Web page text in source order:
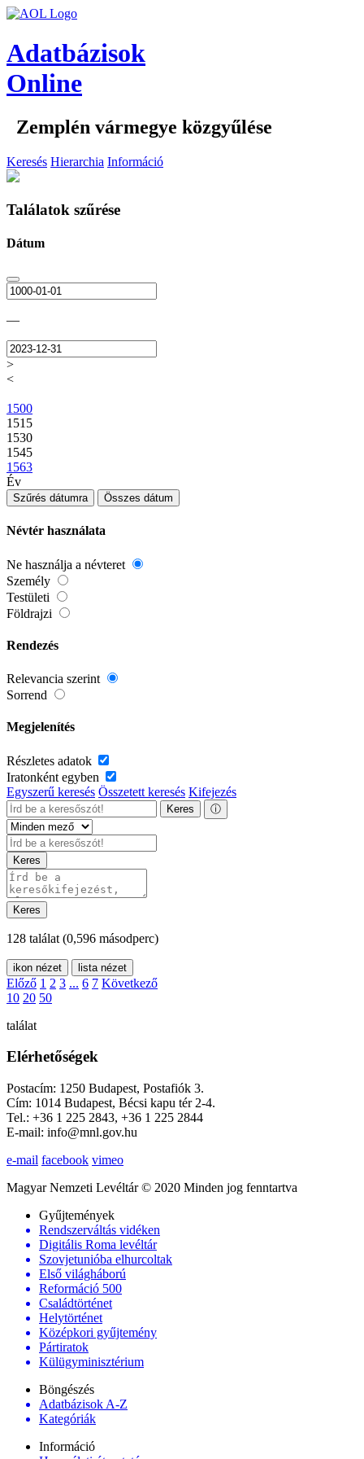
Adatbázisok
Online
Zemplén vármegye közgyűlése
Keresés Hierarchia Információ
Találatok szűrése
Dátum
—
>
<
1500
1515
1530
1545
1563
Év
Szűrés dátumra Összes dátum
Névtér használata
Ne használja a névteret
Személy
Testületi
Földrajzi
Rendezés
Relevancia szerint
Sorrend
Megjelenítés
Részletes adatok
Iratonként egyben
Egyszerű keresés Összetett keresés Kifejezés
Keres ⓘ
Keres
Keres
128 találat (0,596 másodperc)
ikon nézet lista nézet
Előző 1 2 3 ... 6 7 Következő
10 20 50
találat
Elérhetőségek
Postacím: 1250 Budapest, Postafiók 3.
Cím: 1014 Budapest, Bécsi kapu tér 2-4.
Tel.: +36 1 225 2843, +36 1 225 2844
E-mail: info@mnl.gov.hu
e-mail facebook vimeo
Magyar Nemzeti Levéltár © 2020 Minden jog fenntartva
Gyűjtemények
Rendszerváltás vidéken
Digitális Roma levéltár
Szovjetunióba elhurcoltak
Első világháború
Reformáció 500
Családtörténet
Helytörténet
Középkori gyűjtemény
Pártiratok
Külügyminisztérium
Böngészés
Adatbázisok A-Z
Kategóriák
Információ